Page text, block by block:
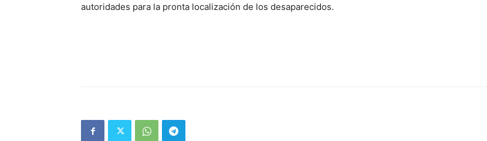
autoridades para la pronta localización de los desaparecidos.